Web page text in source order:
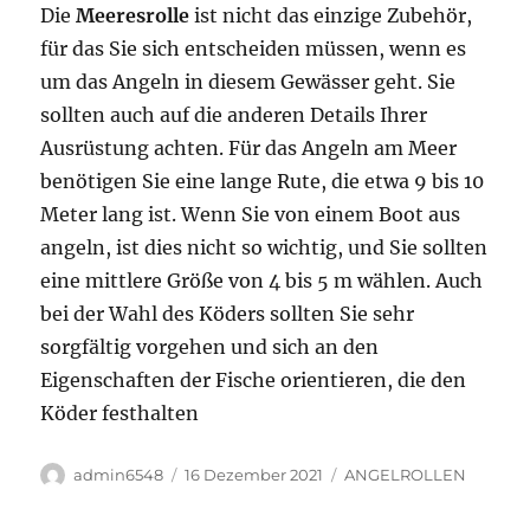
DieMeeresrolle ist nicht das einzige Zubehör,
für das Sie sich entscheiden müssen, wenn es
um das Angeln in diesem Gewässer geht. Sie
sollten auch auf die anderen Details Ihrer
Ausrüstung achten. Für das Angeln am Meer
benötigen Sie eine lange Rute, die etwa 9 bis 10
Meter lang ist. Wenn Sie von einem Boot aus
angeln, ist dies nicht so wichtig, und Sie sollten
eine mittlere Größe von 4 bis 5 m wählen. Auch
bei der Wahl des Köders sollten Sie sehr
sorgfältig vorgehen und sich an den
Eigenschaften der Fische orientieren, die den
Köder festhalten
Autor
admin6548
Veröffentlicht
16 Dezember 2021 Kategorien
ANGELROLLEN